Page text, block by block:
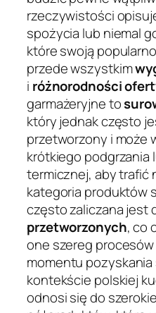
rzeczywistości
spożycia lub niemal
które swoją
przede wszystkim
i różnorodności
garmażeryjne to
który jednak często
przetworzony i może
krótkiego podgrzania
termicznej, aby trafić
kategoria produktów
często zaliczana jest
przetworzonych, co
one szereg
momentu pozyskania
kontekście polskiej
odnosi się do